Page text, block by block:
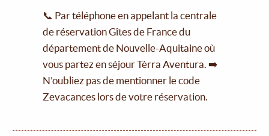
📞 Par téléphone en appelant la centrale
de réservation Gîtes de France du
département de Nouvelle-Aquitaine où
vous partez en séjour Tèrra Aventura. ➡️
N’oubliez pas de mentionner le code
Zevacances lors de votre réservation.